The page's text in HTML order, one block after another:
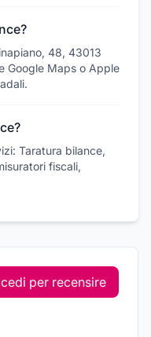
48, 43013
Google Maps o Apple
Taratura bilance,
fiscali,
per recensire